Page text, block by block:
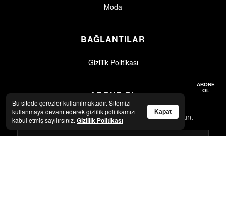
Moda
BAĞLANTILAR
Gizlilik Politikası
ABONE OL
En son haberler ve güncellemeler için abone olun.
ABONE
OL
Bu sitede çerezler kullanılmaktadır. Sitemizi
kullanmaya devam ederek gizlilik politikamızı
kabul etmiş sayılırsınız. Gizlilik Politikası
Kapat